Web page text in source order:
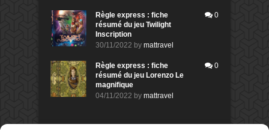
Règle express : fiche
résumé du jeu Twilight
Inscription
30/11/2022 by mattravel
0
Règle express : fiche
résumé du jeu Lorenzo Le
magnifique
04/11/2022 by mattravel
0